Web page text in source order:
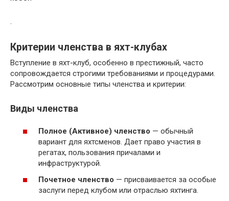
.
Критерии членства в яхт-клубах
Вступление в яхт-клуб, особенно в престижный, часто
сопровождается строгими требованиями и процедурами.
Рассмотрим основные типы членства и критерии:
Виды членства
Полное (Активное) членство — обычный
вариант для яхтсменов. Дает право участия в
регатах, пользования причалами и
инфраструктурой.
Почетное членство — присваивается за особые
заслуги перед клубом или отраслью яхтинга.